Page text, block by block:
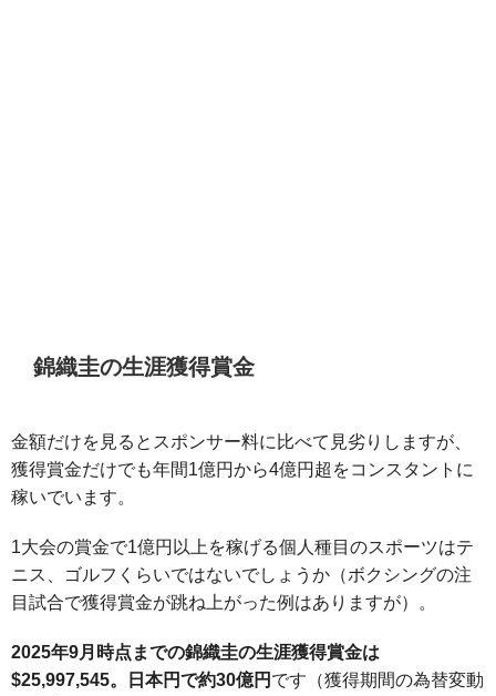
錦織圭の生涯獲得賞金
金額だけを見るとスポンサー料に比べて見劣りしますが、
獲得賞金だけでも年間1億円から4億円超をコンスタントに
稼いでいます。
1大会の賞金で1億円以上を稼げる個人種目のスポーツはテ
ニス、ゴルフくらいではないでしょうか（ボクシングの注
目試合で獲得賞金が跳ね上がった例はありますが）。
2025年9月時点までの錦織圭の生涯獲得賞金は
$25,997,545。日本円で約30億円 です（獲得期間の為替変動